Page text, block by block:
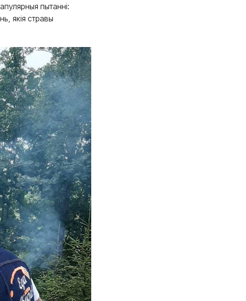
пытанні:
якія стравы